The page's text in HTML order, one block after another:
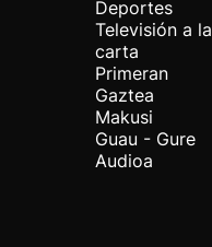
Deportes
Televisión a la
carta
Primeran
Gaztea
Makusi
Guau - Gure
Audioa